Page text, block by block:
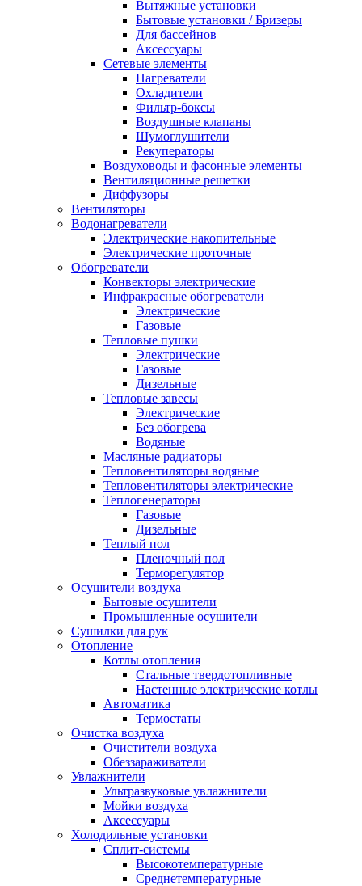
Вытяжные установки
Бытовые установки / Бризеры
Для бассейнов
Аксессуары
Сетевые элементы
Нагреватели
Охладители
Фильтр-боксы
Воздушные клапаны
Шумоглушители
Рекуператоры
Воздуховоды и фасонные элементы
Вентиляционные решетки
Диффузоры
Вентиляторы
Водонагреватели
Электрические накопительные
Электрические проточные
Обогреватели
Конвекторы электрические
Инфракрасные обогреватели
Электрические
Газовые
Тепловые пушки
Электрические
Газовые
Дизельные
Тепловые завесы
Электрические
Без обогрева
Водяные
Масляные радиаторы
Тепловентиляторы водяные
Тепловентиляторы электрические
Теплогенераторы
Газовые
Дизельные
Теплый пол
Пленочный пол
Терморегулятор
Осушители воздуха
Бытовые осушители
Промышленные осушители
Сушилки для рук
Отопление
Котлы отопления
Стальные твердотопливные
Настенные электрические котлы
Автоматика
Термостаты
Очистка воздуха
Очистители воздуха
Обеззараживатели
Увлажнители
Ультразвуковые увлажнители
Мойки воздуха
Аксессуары
Холодильные установки
Сплит-системы
Высокотемпературные
Среднетемпературные